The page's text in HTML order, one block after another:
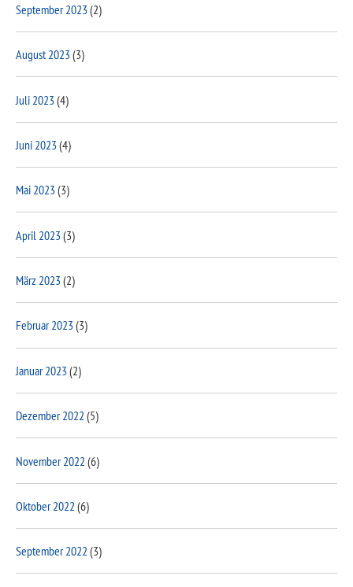
September 2023(2)
August 2023(3)
Juli 2023(4)
Juni 2023(4)
Mai 2023(3)
April 2023(3)
März 2023(2)
Februar 2023(3)
Januar 2023(2)
Dezember 2022 (5)
November 2022 (6)
Oktober 2022 (6)
September 2022 (3)